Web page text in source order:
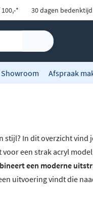
* 30 dagen bedenktijd
Showroom Afspraak
stijl? In dit overzicht vind
een strak acryl
een moderne
uitvoering vindt die